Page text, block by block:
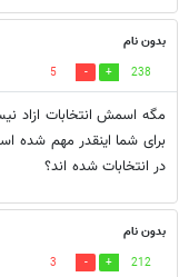
بدون نام
238
5
مگه اسمش انتخابات ازاد
برای شما اینقدر مهم
در انتخابات شده اند؟
بدون نام
212
3